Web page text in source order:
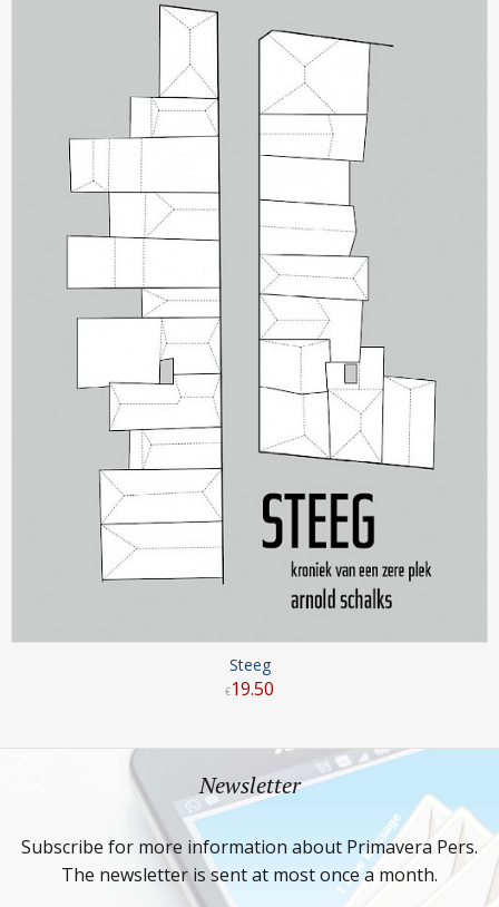
Steeg
€19.50
Newsletter
Subscribe for more information about Primavera Pers.
The newsletter is sent at most once a month.